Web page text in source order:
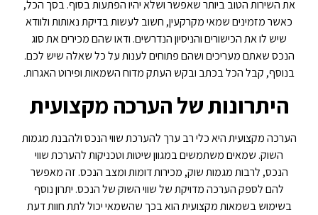
את השירות הטוב ביותר שאפשר ושלא יהיו הפתעות בסוף. בסך הכל,
כאשר מזמינים שמאי מקרקעין, חשוב לעשות בדיקת נאותות ולוודא
שיש לו את הכישורים והניסיון הנדרשים. ודאו שהם מכירים את סוג
הנכס שאתם מעריכים ושהם פתוחים לענות על כל שאלה שיש לכם.
בנוסף, קבל הכל בכתב ובקש העתק מדוח השמאות ופירוט האגרות.
היתרונות של הערכה מקצועית
הערכה מקצועית היא כלי רב ערך להערכת שווי הנכס ולהבנת מגמות
השוק. שמאים משתמשים במגוון שיטות וטכניקות להערכת שווי
הנכס, לרבות מגמות שוק, מכירות דומות ומצב הנכס. זה מאפשר
להם לספק הערכה מדויקת של שווי השוק של הנכס. יתרון נוסף
בשימוש בשמאות מקצועית הוא בכך שהשמאי יכול לתת חוות דעת